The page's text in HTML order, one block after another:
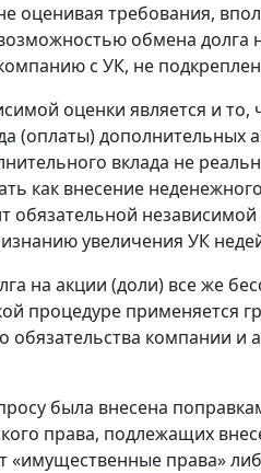
оценивая требования,
обмена долга
с УК, не
оценки является и то,
(оплаты) дополнительных
вклада не
как внесение
обязательной
увеличения УК
на акции (доли) все же
процедуре применяется
компании и
была внесена
права, подлежащих
«имущественные права»